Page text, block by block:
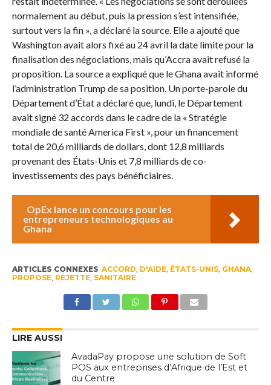
normalement au début, puis la pression s’est intensifiée,
surtout vers la fin », a déclaré la source. Elle a ajouté que
Washington avait alors fixé au 24 avril la date limite pour la
finalisation des négociations, mais qu’Accra avait refusé la
proposition. La source a expliqué que le Ghana avait informé
l’administration Trump de sa position. Un porte-parole du
Département d’État a déclaré que, lundi, le Département
avait signé 32 accords dans le cadre de la « Stratégie
mondiale de santé America First », pour un financement
total de 20,6 milliards de dollars, dont 12,8 milliards
provenant des États-Unis et 7,8 milliards de co-
investissements des pays bénéficiaires.
OpEx lance un concours pour les
entrepreneurs technologiques au
Ghana
ARTICLES CONNEXES ACCORD, D'AIDE, ÉTATS-UNIS, GHANA,
PROPOSE, REJETTE, SANITAIRE
LIRE AUSSI
AvadaPay propose une solution de Soft
POS aux entreprises d’Afrique de l’Est et
du Centre